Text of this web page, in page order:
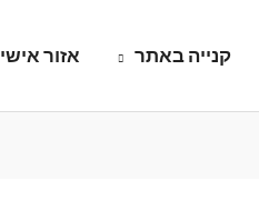
קנייה באתר אזור אישי